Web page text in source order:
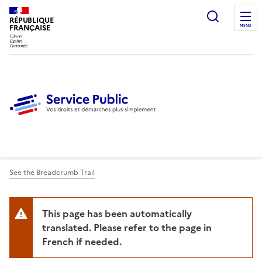
RÉPUBLIQUE
FRANÇAISE
Ouvrir
MENU
See the Breadcrumb Trail
This page has been automatically
translated. Please refer to the page in
French if needed.